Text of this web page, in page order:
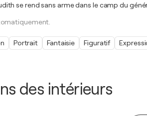
des intérieurs
se rend sans arme dans le camp du
Portrait Fantaisie Figuratif